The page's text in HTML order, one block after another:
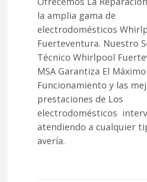
la amplia gama de
electrodomésticos
Fuerteventura. Nuestro
Técnico Whirlpool
MSA Garantiza El Máximo
Funcionamiento y las
prestaciones de Los
electrodomésticos
atendiendo a cualquier
avería.